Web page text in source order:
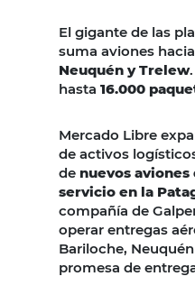
El gigante de las
suma aviones hacia
Neuquén y Trelew
hasta 16.000
Mercado Libre
de activos
de nuevos
servicio en la
compañía de
operar entregas
Bariloche,
promesa de